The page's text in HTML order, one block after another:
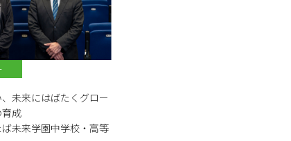
未来にはばたくグロー
成
ば未来学園中学校・高等